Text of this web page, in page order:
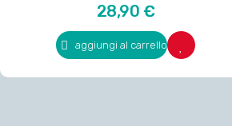
Prezzo
28,90 €
aggiungi al carrello